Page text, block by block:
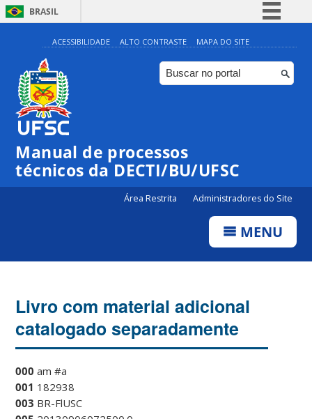
BRASIL
Simplifique!
Comunica BR
Participe
ACESSIBILIDADE ALTO CONTRASTE MAPA DO SITE
Manual de processos
técnicos da DECTI/BU/UFSC
Área Restrita Administradores do Site
MENU
Livro com material adicional
catalogado separadamente
000 am #a
001 182938
003 BR-FlUSC